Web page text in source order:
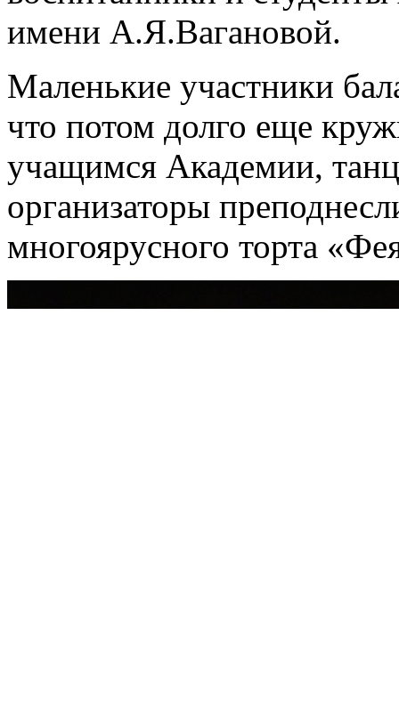
имени А.Я.Вагановой.
Маленькие участники
что потом долго еще
учащимся Академии,
организаторы
многоярусного торта